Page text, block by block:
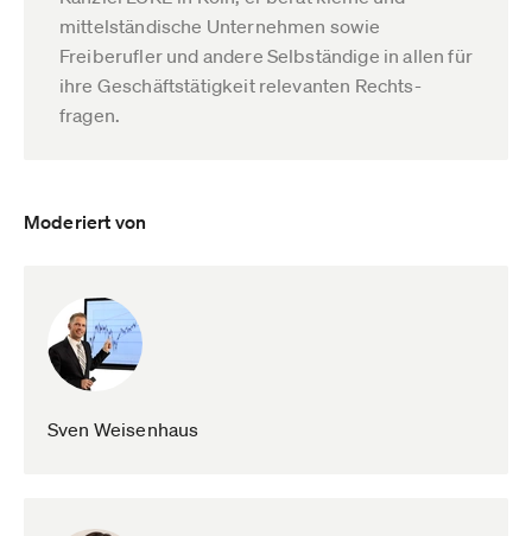
mittelständische Unternehmen sowie
Freiberufler und andere Selbständige in allen für
ihre Geschäftstätigkeit relevanten Rechts­
fragen.
Moderiert von
Sven Weisenhaus